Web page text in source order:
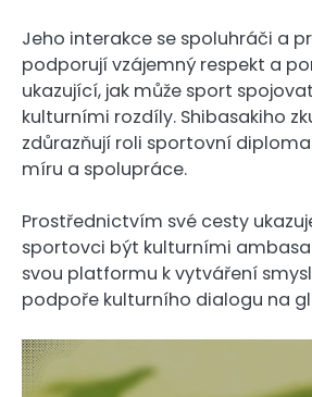
Jeho interakce se spoluhráči a
podporují vzájemný respekt a
ukazující, jak může sport
kulturními rozdíly. Shibasakiho
zdůrazňují roli sportovní
míru a spolupráce.
Prostřednictvím své cesty
sportovci být kulturními
svou platformu k vytváření
podpoře kulturního dialogu na